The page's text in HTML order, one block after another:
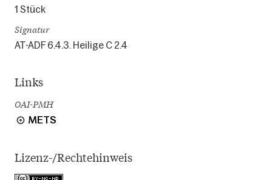
1 Stück
Signatur
AT-ADF 6.4.3. Heilige C 2.4
Links
OAI-PMH
METS
Lizenz-/Rechtehinweis